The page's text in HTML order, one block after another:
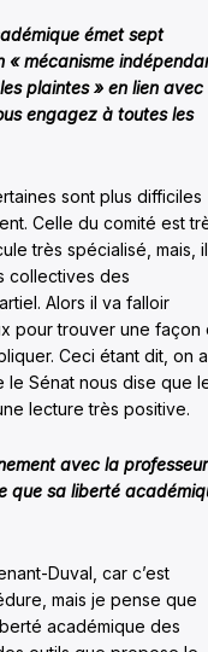
émet sept
« mécanisme
plaintes » en lien avec
engagez à toutes les
sont plus difficiles
Celle du comité est
très spécialisé, mais,
collectives des
Alors il va falloir
pour trouver une façon
Ceci étant dit, on a
le Sénat nous dise que
lecture très positive.
avec la
que sa liberté
Duval, car c’est
mais je pense que
académique des